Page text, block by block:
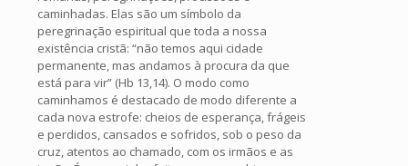
caminhadas. Elas são um símbolo da
peregrinação espiritual que toda a nossa
existência cristã: “não temos aqui cidade
permanente, mas andamos à procura da que
está para vir” (Hb 13,14). O modo como
caminhamos é destacado de modo diferente a
cada nova estrofe: cheios de esperança, frágeis
e perdidos, cansados e sofridos, sob o peso da
cruz, atentos ao chamado, com os irmãos e as